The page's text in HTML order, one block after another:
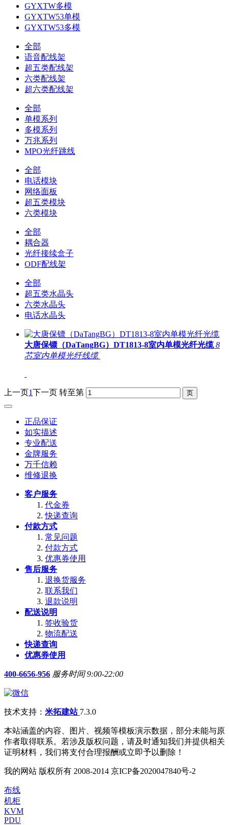
GYXTW多模
GYXTW53单模
GYXTW53多模
全部
语音配线架
超五类配线架
六类配线架
超六类配线架
全部
单模系列
多模系列
万兆系列
MPO光纤跳线
全部
电话模块
网络面板
超五类模块
六类模块
全部
耦合器
光纤接续盒子
ODF配线架
全部
超五类水晶头
六类水晶头
电话水晶头
大唐保镖（DaTangBG）DT1813-8室内单模光纤光缆 8
芯室内单模光纤线缆
上一页1下一页 转至第
正品保证
如实描述
专业配送
金牌服务
万千信赖
维修退换
客户服务
代金券
快递查询
付款方式
常见问题
付款方式
优惠券使用
售后服务
退换货服务
联系我们
退款说明
配送说明
签收验货
物流配送
快递查询
优惠券使用
400-6656-956 服务时间 9:00-22:00
技术支持： 米拓建站 7.3.0
本站涵盖的内容、图片、视频等模板演示数据，部分未能与原
作者取得联系。若涉及版权问题，请及时通知我们并提供相关
证明材料，我们将支付合理报酬或立即予以删除！
我的网站 版权所有 2008-2014 京ICP备2020047840号-2
布线
机柜
KVM
PDU